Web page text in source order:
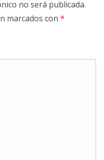
no será publicada.
marcados con *